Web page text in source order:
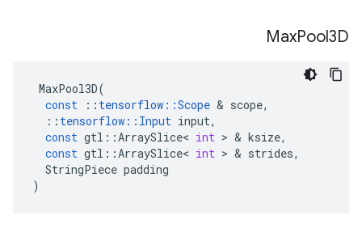
MaxPool3D
MaxPool3D(
const
:: tensorflow ::Scope & scope,
:: tensorflow :: Input input,
const gtl ::ArraySlice< int > & ksize,
const gtl ::ArraySlice< int > & strides,
StringPiece padding
)